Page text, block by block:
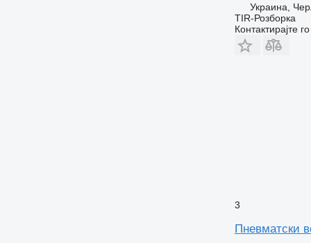
Украина,
TIR-Розборка
Контактирајте
3
Пневматски